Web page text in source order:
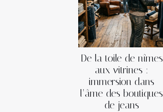
De la toile de nîmes
aux vitrines :
immersion dans
l’âme des boutiques
de jeans